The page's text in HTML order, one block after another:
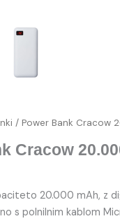
/ Power Bank Cracow
Cracow
20.000 mAh, z
s polnilnim kablom